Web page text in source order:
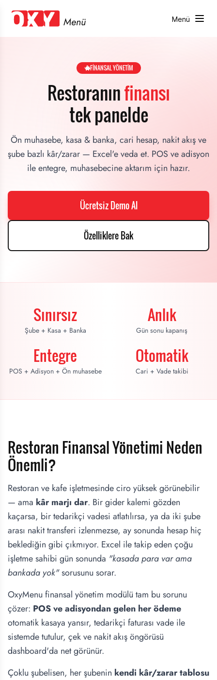
Menü Menü
FİNANSAL YÖNETİM
Restoranınfinansı
tek panelde
Ön muhasebe, kasa & banka, cari hesap, nakit akış ve
şube bazlı kâr/zarar — Excel'e veda et. POS ve adisyon
ile entegre, muhasebecine aktarım için hazır.
Ücretsiz Demo Al
Özelliklere Bak
Sınırsız
Şube + Kasa + Banka
Anlık
Gün sonu kapanış
Entegre
POS + Adisyon + Ön muhasebe
Otomatik
Cari + Vade takibi
Restoran Finansal Yönetimi Neden
Önemli?
Restoran ve kafe işletmesinde ciro yüksek görünebilir
— ama kâr marjı dar. Bir gider kalemi gözden
kaçarsa, bir tedarikçi vadesi atlatılırsa, ya da iki şube
arası nakit transferi izlenmezse, ay sonunda hesap hiç
beklediğin gibi çıkmıyor. Excel ile takip eden çoğu
işletme sahibi gün sonunda "kasada para var ama
bankada yok"sorusunu sorar.
OxyMenu finansal yönetim modülü tam bu sorunu
çözer: POS ve adisyondan gelen her ödeme
otomatik kasaya yansır, tedarikçi faturası vade ile
sistemde tutulur, çek ve nakit akış öngörüsü
dashboard'da net görünür.
Çoklu şubelisen, her şubenin kendi kâr/zarar tablosu